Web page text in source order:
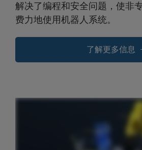
解决了编程和安全问题，使非
费力地使用机器人系统。
了解更多信息